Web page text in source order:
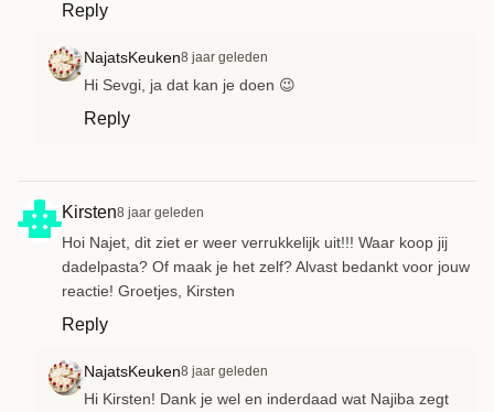
Reply
NajatsKeuken8 jaar geleden
Hi Sevgi, ja dat kan je doen 😉
Reply
Kirsten8 jaar geleden
Hoi Najet, dit ziet er weer verrukkelijk uit!!! Waar koop jij
dadelpasta? Of maak je het zelf? Alvast bedankt voor jouw
reactie! Groetjes, Kirsten
Reply
NajatsKeuken8 jaar geleden
Hi Kirsten! Dank je wel en inderdaad wat Najiba zegt